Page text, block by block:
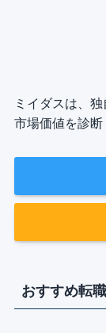
ミイダスは、
市場価値を診断
おすすめ転